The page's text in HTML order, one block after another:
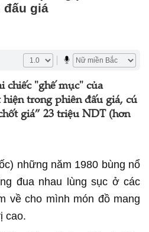
đấu giá
chiếc "ghế mục" của
trong phiên đấu giá, cú
giá” 23 triệu NDT (hơn
những năm 1980 bùng nổ
đua nhau lùng sục ở các
về cho mình món đồ mang
cao.